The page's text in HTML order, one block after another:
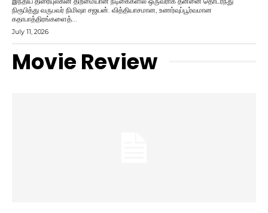
நிரூபித்து வருபவர் நிமிஷா சஜயன். வித்தியாசமான, உணர்வுப்பூர்வமான
கதாபாத்திரங்களைத்...
July 11, 2026
Movie Review